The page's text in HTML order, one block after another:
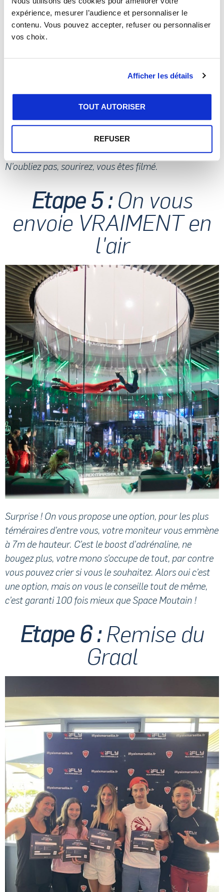
expérience, mesurer l’audience et personnaliser le
contenu. Vous pouvez accepter, refuser ou personnaliser
vos choix.
Afficher les détails
TOUT AUTORISER
REFUSER
tunnel, et c’est à vous de jouer, allongez vous sur le
vous guider, détendez vous et surtout amusez vous !
N’oubliez pas, sourirez, vous êtes filmé.
Etape 5 :On vous
envoie VRAIMENT en
l'air
Surprise ! On vous propose une option, pour les plus
téméraires d’entre vous, votre moniteur vous emmène
à 7m de hauteur. C’est le boost d’adrénaline, ne
bougez plus, votre mono s’occupe de tout, par contre
vous pouvez crier si vous le souhaitez. Alors oui c’est
une option, mais on vous le conseille tout de même,
c’est garanti 100 fois mieux que Space Moutain !
Etape 6 :Remise du
Graal